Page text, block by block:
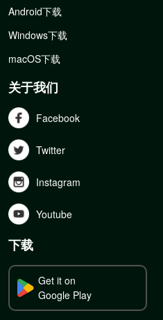
Android下载
Windows下载
macOS下载
关于我们
Facebook
Twitter
Instagram
Youtube
下载
Get it on
Google Play